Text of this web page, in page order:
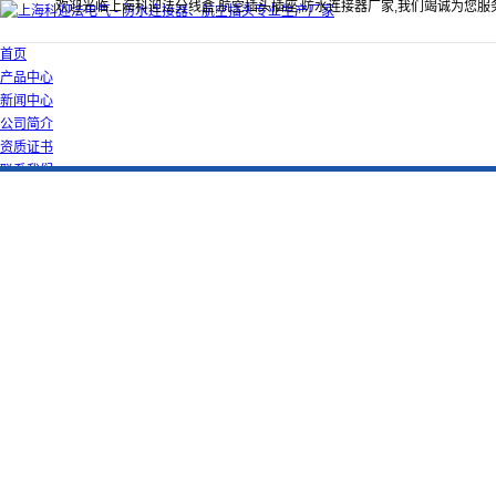
欢迎光临上海科迎法分线盒,航空插头插座,防水连接器厂家,我们竭诚为您服
首页
产品中心
新闻中心
公司简介
资质证书
联系我们